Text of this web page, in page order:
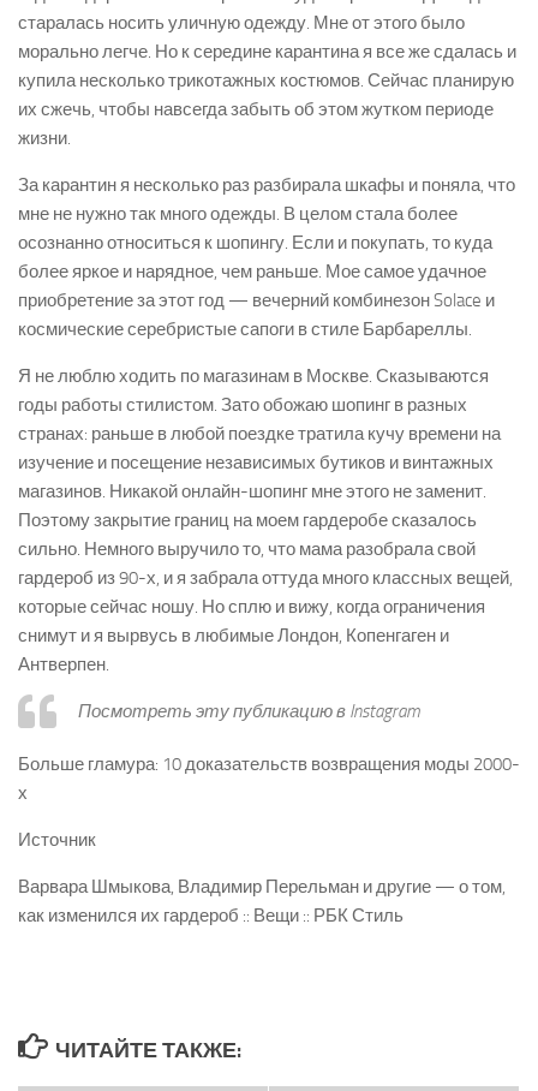
старалась носить уличную одежду. Мне от этого было
морально легче. Но к середине карантина я все же сдалась и
купила несколько трикотажных костюмов. Сейчас планирую
их сжечь, чтобы навсегда забыть об этом жутком периоде
жизни.
За карантин я несколько раз разбирала шкафы и поняла, что
мне не нужно так много одежды. В целом стала более
осознанно относиться к шопингу. Если и покупать, то куда
более яркое и нарядное, чем раньше. Мое самое удачное
приобретение за этот год — вечерний комбинезон Solace и
космические серебристые сапоги в стиле Барбареллы.
Я не люблю ходить по магазинам в Москве. Сказываются
годы работы стилистом. Зато обожаю шопинг в разных
странах: раньше в любой поездке тратила кучу времени на
изучение и посещение независимых бутиков и винтажных
магазинов. Никакой онлайн-шопинг мне этого не заменит.
Поэтому закрытие границ на моем гардеробе сказалось
сильно. Немного выручило то, что мама разобрала свой
гардероб из 90-х, и я забрала оттуда много классных вещей,
которые сейчас ношу. Но сплю и вижу, когда ограничения
снимут и я вырвусь в любимые Лондон, Копенгаген и
Антверпен.
Посмотреть эту публикацию в Instagram
Больше гламура: 10 доказательств возвращения моды 2000-
х
Источник
Варвара Шмыкова, Владимир Перельман и другие — о том,
как изменился их гардероб :: Вещи :: РБК Стиль
ЧИТАЙТЕ ТАКЖЕ: